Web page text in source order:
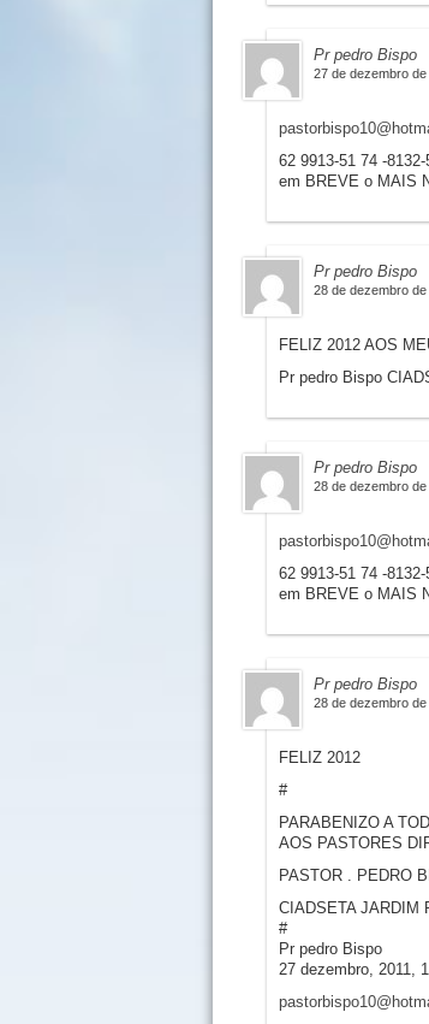
Pr pedro Bispo
27 de dezembro
62 9913-51 74 -
em BREVE o MAIS
Pr pedro Bispo
28 de dezembro
FELIZ 2012 AOS
Pr pedro Bispo
Pr pedro Bispo
28 de dezembro
62 9913-51 74 -
em BREVE o MAIS
Pr pedro Bispo
28 de dezembro
FELIZ 2012
#
PARABENIZO A
AOS PASTORES
PASTOR . PEDRO
CIADSETA JARDIM
#
Pr pedro Bispo
27 dezembro, 2011,